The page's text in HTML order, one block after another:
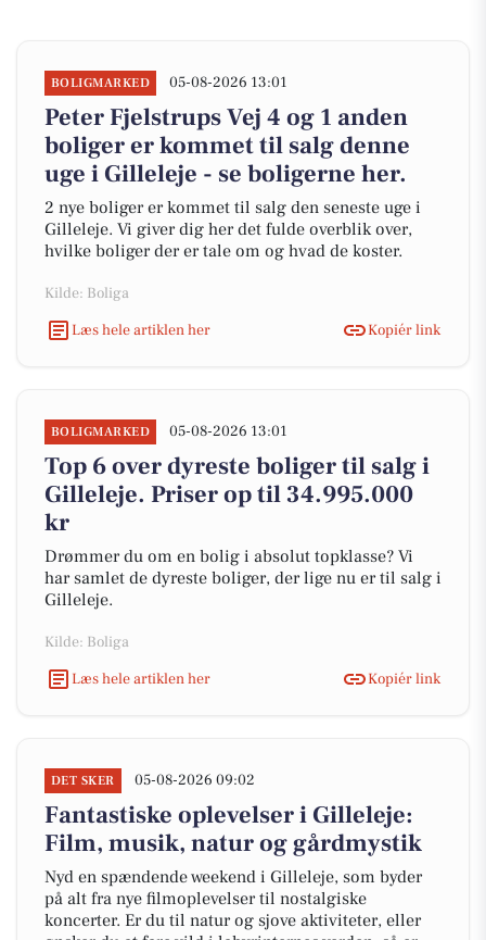
BOLIGMARKED 05-08-2026 13:01
Peter Fjelstrups Vej 4 og 1 anden
boliger er kommet til salg denne
uge i Gilleleje - se boligerne her.
2 nye boliger er kommet til salg den seneste uge i
Gilleleje. Vi giver dig her det fulde overblik over,
hvilke boliger der er tale om og hvad de koster.
Kilde: Boliga
Læs hele artiklen her
Kopiér link
BOLIGMARKED 05-08-2026 13:01
Top 6 over dyreste boliger til salg i
Gilleleje. Priser op til 34.995.000
kr
Drømmer du om en bolig i absolut topklasse? Vi
har samlet de dyreste boliger, der lige nu er til salg i
Gilleleje.
Kilde: Boliga
Læs hele artiklen her
Kopiér link
DET SKER 05-08-2026 09:02
Fantastiske oplevelser i Gilleleje:
Film, musik, natur og gårdmystik
Nyd en spændende weekend i Gilleleje, som byder
på alt fra nye filmoplevelser til nostalgiske
koncerter. Er du til natur og sjove aktiviteter, eller